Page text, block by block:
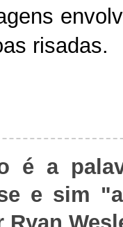
risadas.
é a
e sim